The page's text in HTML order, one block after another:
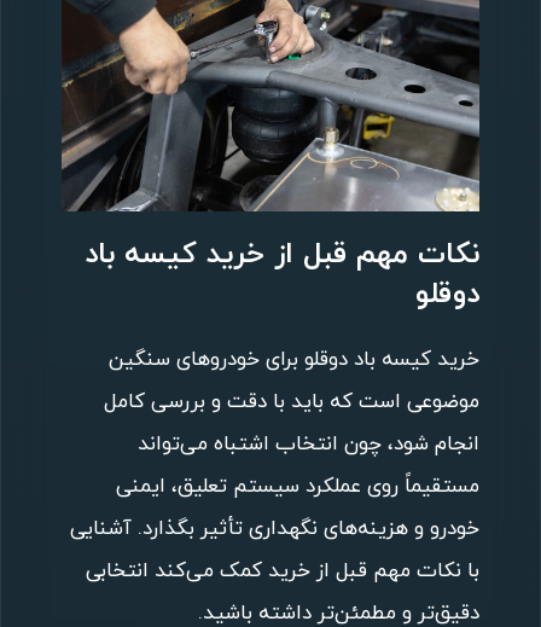
نکات مهم قبل از خرید کیسه باد
دوقلو
خرید کیسه باد دوقلو برای خودروهای سنگین
موضوعی است که باید با دقت و بررسی کامل
انجام شود، چون انتخاب اشتباه می‌تواند
مستقیماً روی عملکرد سیستم تعلیق، ایمنی
خودرو و هزینه‌های نگهداری تأثیر بگذارد. آشنایی
با نکات مهم قبل از خرید کمک می‌کند انتخابی
دقیق‌تر و مطمئن‌تر داشته باشید.